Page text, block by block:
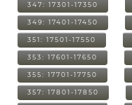
347: 17301-17350
349: 17401-17450
351: 17501-17550
353: 17601-17650
355: 17701-17750
357: 17801-17850